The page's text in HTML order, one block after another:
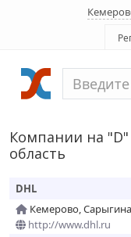
Компании на
область
DHL
Кемерово,
http://www.dhl.ru